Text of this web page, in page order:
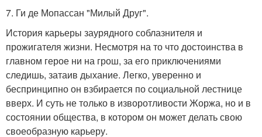
7. Ги де Мопассан "Милый Друг".
История карьеры заурядного соблазнителя и
прожигателя жизни. Несмотря на то что достоинства в
главном герое ни на грош, за его приключениями
следишь, затаив дыхание. Легко, уверенно и
беспринципно он взбирается по социальной лестнице
вверх. И суть не только в изворотливости Жоржа, но и в
состоянии общества, в котором он может делать свою
своеобразную карьеру.